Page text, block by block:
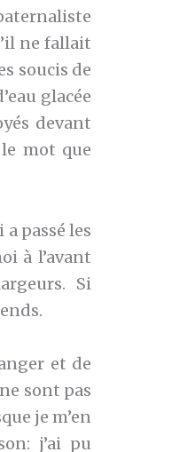
ne fallait
soucis de
glacée
devant
mot que
passé les
à l’avant
Si
et de
sont pas
je m’en
j’ai pu